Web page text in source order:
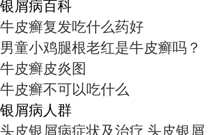
银屑病百科
牛皮癣复发吃什么药好
男童小鸡腿根老红是牛皮癣吗？
牛皮癣皮炎图
牛皮癣不可以吃什么
银屑病人群
头皮银屑病症状及治疗 头皮银屑